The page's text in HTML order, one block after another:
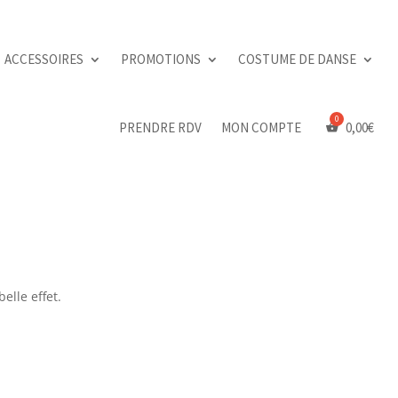
ACCESSOIRES PROMOTIONS COSTUME DE DANSE
PRENDRE RDV MON COMPTE 0,00€
effet.